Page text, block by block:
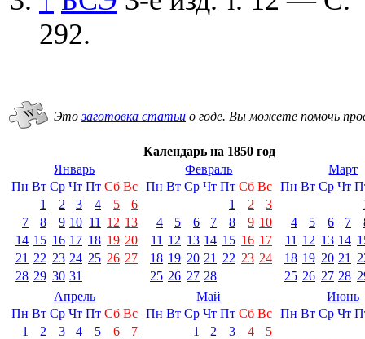
292.
Этозаготовка статьи о годе. Вы можете помочь
Календарь на 1850 год
Январь
Пн Вт Ср Чт Пт Сб Вс
1
2 3 4 5
6
7
8 9 10 11 12 13
14 15 16 17 18 19 20
21 22 23 24 25 26 27
28 29 30 31
Февраль
Пн Вт Ср Чт Пт Сб Вс
1
2
3
4
5 6 7 8 9 10
11 12 13 14 15 16 17
18 19 20 21 22 23 24
25 26 27 28
Март
Пн Вт Ср Чт
4
5 6 7
11 12 13 14
18 19 20 21
25 26 27 28
Апрель
Пн Вт Ср Чт Пт Сб Вс
1
2 3 4 5 6
7
Май
Пн Вт Ср Чт Пт Сб Вс
1
2 3 4
5
Июнь
Пн Вт Ср Чт